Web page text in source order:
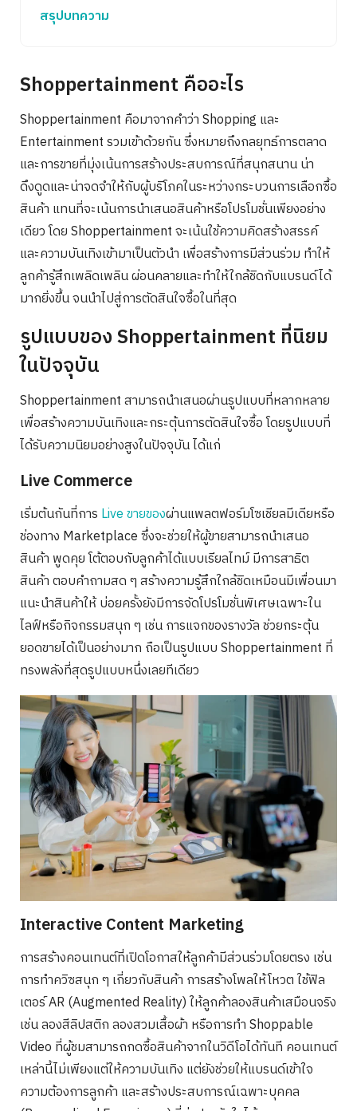
สรุปบทความ
Shoppertainment คืออะไร
Shoppertainment คือมาจากคำว่า Shopping และ
Entertainment รวมเข้าด้วยกัน ซึ่งหมายถึงกลยุทธ์การตลาด
และการขายที่มุ่งเน้นการสร้างประสบการณ์ที่สนุกสนาน น่า
ดึงดูดและน่าจดจำให้กับผู้บริโภคในระหว่างกระบวนการเลือกซื้อ
สินค้า แทนที่จะเน้นการนำเสนอสินค้าหรือโปรโมชั่นเพียงอย่าง
เดียว โดย Shoppertainment จะเน้นใช้ความคิดสร้างสรรค์
และความบันเทิงเข้ามาเป็นตัวนำ เพื่อสร้างการมีส่วนร่วม ทำให้
ลูกค้ารู้สึกเพลิดเพลิน ผ่อนคลายและทำให้ใกล้ชิดกับแบรนด์ได้
มากยิ่งขึ้น จนนำไปสู่การตัดสินใจซื้อในที่สุด
รูปแบบของ Shoppertainment ที่นิยม
ในปัจจุบัน
Shoppertainment สามารถนำเสนอผ่านรูปแบบที่หลากหลาย
เพื่อสร้างความบันเทิงและกระตุ้นการตัดสินใจซื้อ โดยรูปแบบที่
ได้รับความนิยมอย่างสูงในปัจจุบัน ได้แก่
Live Commerce
เริ่มต้นกันที่การ Live ขายของผ่านแพลตฟอร์มโซเชียลมีเดียหรือ
ช่องทาง Marketplace ซึ่งจะช่วยให้ผู้ขายสามารถนำเสนอ
สินค้า พูดคุย โต้ตอบกับลูกค้าได้แบบเรียลไทม์ มีการสาธิต
สินค้า ตอบคำถามสด ๆ สร้างความรู้สึกใกล้ชิดเหมือนมีเพื่อนมา
แนะนำสินค้าให้ บ่อยครั้งยังมีการจัดโปรโมชั่นพิเศษเฉพาะใน
ไลฟ์หรือกิจกรรมสนุก ๆ เช่น การแจกของรางวัล ช่วยกระตุ้น
ยอดขายได้เป็นอย่างมาก ถือเป็นรูปแบบ Shoppertainment ที่
ทรงพลังที่สุดรูปแบบหนึ่งเลยทีเดียว
Interactive Content Marketing
การสร้างคอนเทนต์ที่เปิดโอกาสให้ลูกค้ามีส่วนร่วมโดยตรง เช่น
การทำควิซสนุก ๆ เกี่ยวกับสินค้า การสร้างโพลให้โหวต ใช้ฟิล
เตอร์ AR (Augmented Reality) ให้ลูกค้าลองสินค้าเสมือนจริง
เช่น ลองสีลิปสติก ลองสวมเสื้อผ้า หรือการทำ Shoppable
Video ที่ผู้ชมสามารถกดซื้อสินค้าจากในวิดีโอได้ทันที คอนเทนต์
เหล่านี้ไม่เพียงแต่ให้ความบันเทิง แต่ยังช่วยให้แบรนด์เข้าใจ
ความต้องการลูกค้า และสร้างประสบการณ์เฉพาะบุคคล